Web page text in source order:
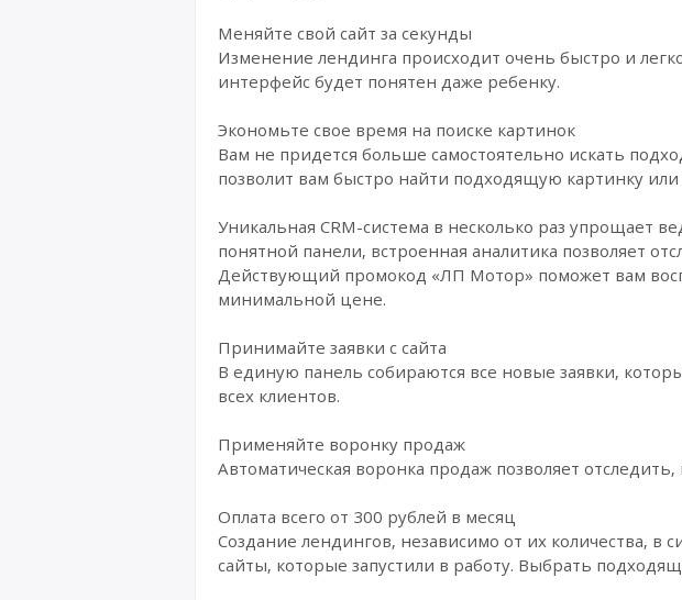
Меняйте свой сайт за секунды
Изменение лендинга происходит очень быстро и
интерфейс будет понятен даже ребенку.
Экономьте свое время на поиске картинок
Вам не придется больше самостоятельно искать
позволит вам быстро найти подходящую картинку или
Уникальная CRM-система в несколько раз упрощает
понятной панели, встроенная аналитика позволяет
Действующий промокод «ЛП Мотор» поможет вам
минимальной цене.
Принимайте заявки с сайта
В единую панель собираются все новые заявки,
всех клиентов.
Применяйте воронку продаж
Автоматическая воронка продаж позволяет
Оплата всего от 300 рублей в месяц
Создание лендингов, независимо от их количества, в
сайты, которые запустили в работу. Выбрать